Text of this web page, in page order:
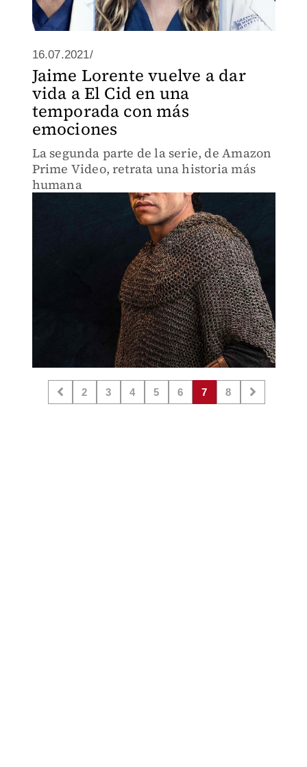
16.07.2021/
Jaime Lorente vuelve a dar
vida a El Cid en una
temporada con más
emociones
La segunda parte de la serie, de Amazon
Prime Video, retrata una historia más
humana
2 3 4 5 6 7 8